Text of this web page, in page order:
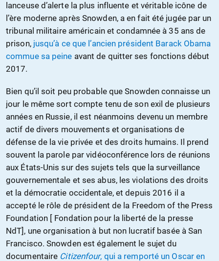
lanceuse d’alerte la plus influente et véritable icône de
l’ère moderne après Snowden, a en fait été jugée par un
tribunal militaire américain et condamnée à 35 ans de
prison, jusqu’à ce que l’ancien président Barack Obama
commue sa peine avant de quitter ses fonctions début
2017.
Bien qu’il soit peu probable que Snowden connaisse un
jour le même sort compte tenu de son exil de plusieurs
années en Russie, il est néanmoins devenu un membre
actif de divers mouvements et organisations de
défense de la vie privée et des droits humains. Il prend
souvent la parole par vidéoconférence lors de réunions
aux États-Unis sur des sujets tels que la surveillance
gouvernementale et ses abus, les violations des droits
et la démocratie occidentale, et depuis 2016 il a
accepté le rôle de président de la Freedom of the Press
Foundation [ Fondation pour la liberté de la presse
NdT], une organisation à but non lucratif basée à San
Francisco. Snowden est également le sujet du
documentaire Citizenfour, qui a remporté un Oscar en